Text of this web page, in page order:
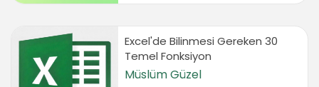
formating uygulaması
02:34
Goal Seek ile hedef tutturma
06:44
Excel'de Bilinmesi Gereken 30
Temel Fonksiyon
Müslüm Güzel